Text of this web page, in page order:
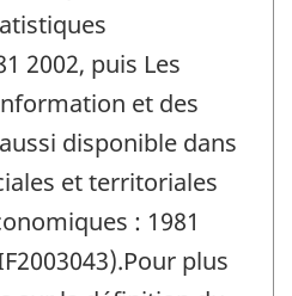
2002, puis Les
et des
disponible dans
et territoriales
: 1981
plus